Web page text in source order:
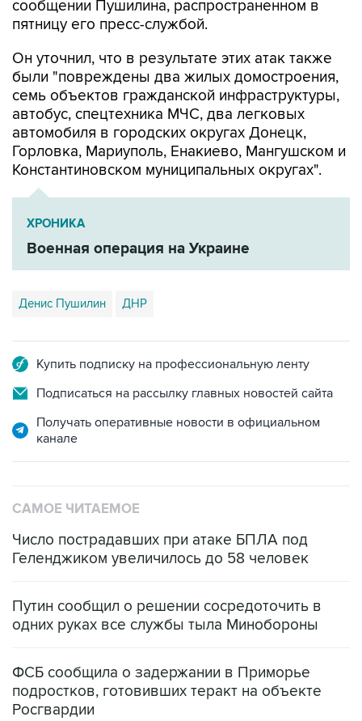
Он уточнил, что в результате этих атак также
семь объектов гражданской инфраструктуры,
автобус, спецтехника МЧС, два легковых
автомобиля в городских округах Донецк,
Горловка, Мариуполь, Енакиево, Мангушском и
Константиновском муниципальных округах".
ХРОНИКА
Военная операция на Украине
Денис Пушилин ДНР
Подписаться на рассылку главных новостей сайта
Получать оперативные новости в официальном
Число пострадавших при атаке БПЛА под
Путин сообщил о решении сосредоточить в
ФСБ сообщила о задержании в Приморье
Росгвардии